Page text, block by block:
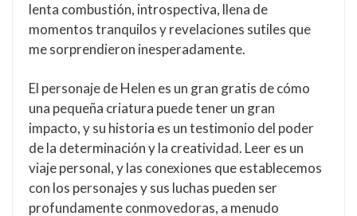
lenta combustión, introspectiva, llena de
momentos tranquilos y revelaciones sutiles que
me sorprendieron inesperadamente.
El personaje de Helen es un gran gratis de cómo
una pequeña criatura puede tener un gran
impacto, y su historia es un testimonio del poder
de la determinación y la creatividad. Leer es un
viaje personal, y las conexiones que establecemos
con los personajes y sus luchas pueden ser
profundamente conmovedoras, a menudo